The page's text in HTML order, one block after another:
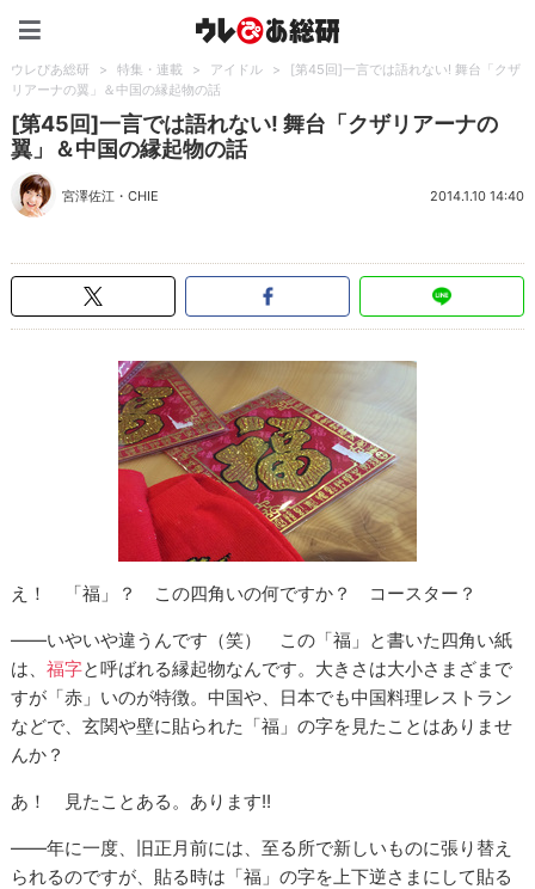
ウレぴあ総研 > 特集・連載 > アイドル >
[第45回]一言では語れない! 舞台「クザ
リアーナの翼」＆中国の縁起物の話
[第45回]一言では語れない! 舞台「クザリアーナの
翼」＆中国の縁起物の話
宮澤佐江 ・CHIE 2014.1.10 14:40
え！ 「福」？ この四角いの何ですか？ コースター？
――いやいや違うんです（笑） この「福」と書いた四角い紙
は、福字と呼ばれる縁起物なんです。大きさは大小さまざまで
すが「赤」いのが特徴。中国や、日本でも中国料理レストラン
などで、玄関や壁に貼られた「福」の字を見たことはありませ
んか？
あ！ 見たことある。あります!!
――年に一度、旧正月前には、至る所で新しいものに張り替え
られるのですが、貼る時は「福」の字を上下逆さまにして貼る